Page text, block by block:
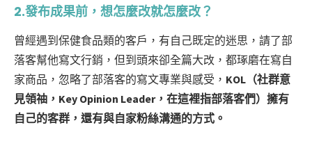
2.發布成果前，想怎麼改就怎麼改？
曾經遇到保健食品類的客戶，有自己既定的迷思，請了部
落客幫他寫文行銷，但到頭來卻全篇大改，都琢磨在寫自
家商品，忽略了部落客的寫文專業與感受， KOL（社群意
見領䄂，Key Opinion Leader，在這裡指部落客們）擁有
自己的客群，還有與自家粉絲溝通的方式。